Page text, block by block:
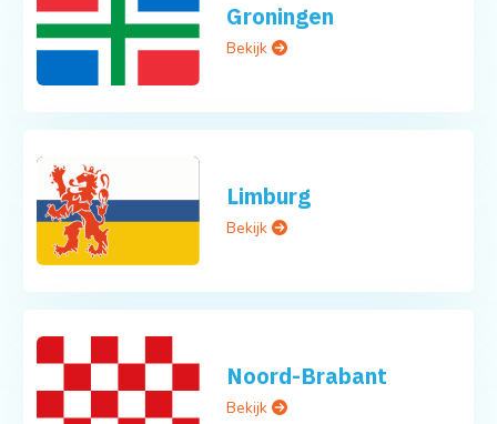
Groningen
Bekijk
Limburg
Bekijk
Noord-Brabant
Bekijk